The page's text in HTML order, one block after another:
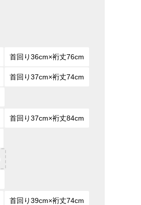
首回り36cm×裄丈76cm
首回り37cm×裄丈74cm
首回り37cm×裄丈84cm
首回り39cm×裄丈74cm